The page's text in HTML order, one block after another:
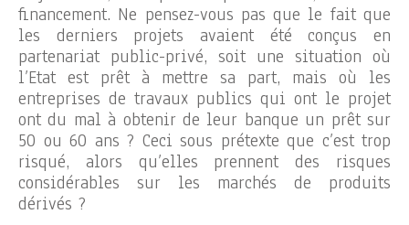
financement. Ne pensez-vous pas que le fait que
les derniers projets avaient été conçus en
partenariat public-privé, soit une situation où
l’Etat est prêt à mettre sa part, mais où les
entreprises de travaux publics qui ont le projet
ont du mal à obtenir de leur banque un prêt sur
50 ou 60 ans ? Ceci sous prétexte que c’est trop
risqué, alors qu’elles prennent des risques
considérables sur les marchés de produits
dérivés ?